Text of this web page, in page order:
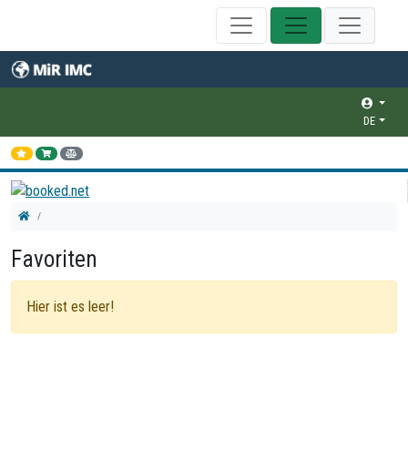
DE
Favoriten
Hier ist es leer!